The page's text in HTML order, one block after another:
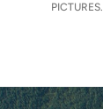
PICTURES.